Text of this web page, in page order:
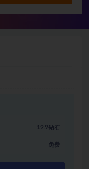
19.9钻石
免费